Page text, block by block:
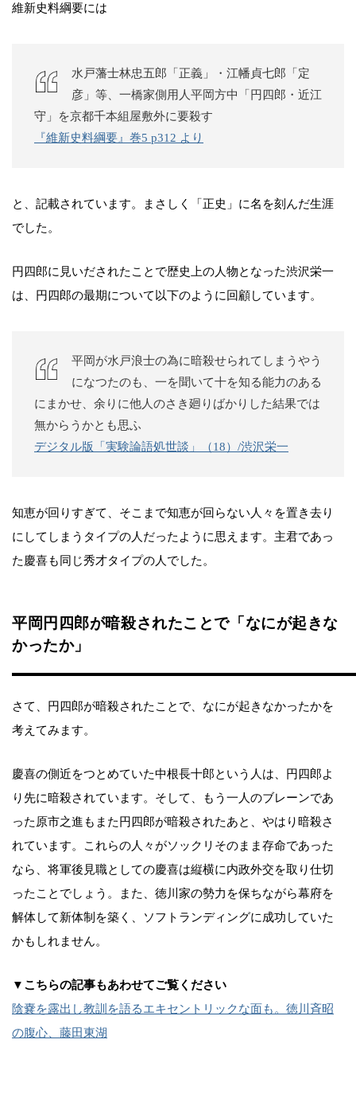
維新史料綱要には
水戸藩士林忠五郎「正義」・江幡貞七郎「定
彦」等、一橋家側用人平岡方中「円四郎・近江
守」を京都千本組屋敷外に要殺す
『維新史料綱要』巻5 p312 より
と、記載されています。まさしく「正史」に名を刻んだ生涯
でした。
円四郎に見いだされたことで歴史上の人物となった渋沢栄一
は、円四郎の最期について以下のように回顧しています。
平岡が水戸浪士の為に暗殺せられてしまうやう
になつたのも、一を聞いて十を知る能力のある
にまかせ、余りに他人のさき廻りばかりした結果では
無からうかとも思ふ
デジタル版「実験論語処世談」（18）/渋沢栄一
知恵が回りすぎて、そこまで知恵が回らない人々を置き去り
にしてしまうタイプの人だったように思えます。主君であっ
た慶喜も同じ秀才タイプの人でした。
平岡円四郎が暗殺されたことで「なにが起きな
かったか」
さて、円四郎が暗殺されたことで、なにが起きなかったかを
考えてみます。
慶喜の側近をつとめていた中根長十郎という人は、円四郎よ
り先に暗殺されています。そして、もう一人のブレーンであ
った原市之進もまた円四郎が暗殺されたあと、やはり暗殺さ
れています。これらの人々がソックリそのまま存命であった
なら、将軍後見職としての慶喜は縦横に内政外交を取り仕切
ったことでしょう。また、徳川家の勢力を保ちながら幕府を
解体して新体制を築く、ソフトランディングに成功していた
かもしれません。
▼こちらの記事もあわせてご覧ください
陰嚢を露出し教訓を語るエキセントリックな面も。徳川斉昭
の腹心、藤田東湖